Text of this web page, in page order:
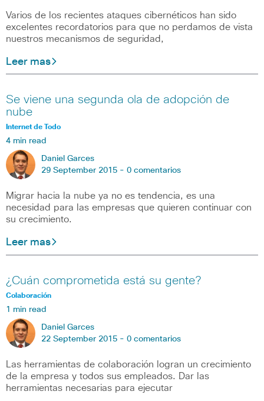
Varios de los recientes ataques cibernéticos han sido
excelentes recordatorios para que no perdamos de vista
nuestros mecanismos de seguridad,
Leer mas
Se viene una segunda ola de adopción de
nube
Internet de Todo
4 min read
Daniel Garces
29 September 2015 - 0 comentarios
Migrar hacia la nube ya no es tendencia, es una
necesidad para las empresas que quieren continuar con
su crecimiento.
Leer mas
¿Cuán comprometida está su gente?
Colaboración
1 min read
Daniel Garces
22 September 2015 - 0 comentarios
Las herramientas de colaboración logran un crecimiento
de la empresa y todos sus empleados. Dar las
herramientas necesarias para ejecutar